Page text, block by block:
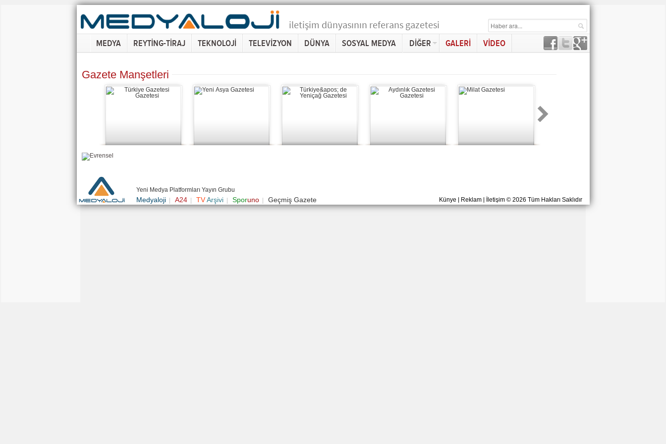
iletişim dünyasının referans gazetesi
MEDYA REYTİNG-TİRAJ TEKNOLOJİ TELEVİZYON DÜNYA SOSYAL MEDYA DİĞER GALERİ VİDEO
Gazete Manşetleri
Yeni Medya Platformları Yayın Grubu
Medyaloji| A24| TVArşivi| Sporuno| Geçmiş Gazete Künye | Reklam| İletişim© 2026 Tüm Hakları Saklıdır